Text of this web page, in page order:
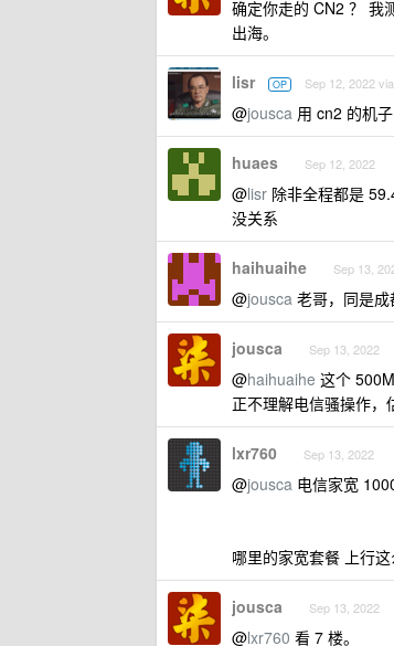
确定你走的 CN2 ？ 我
出海。
lisr OP Sep 12, 2022
@jousca 用 cn2 的机
huaes Sep 12, 2022
@lisr 除非全程都是
没关系
haihuaihe Sep 13,
@jousca 老哥，同是成
jousca Sep 13, 2022
@haihuaihe 这个
正不理解电信骚操作，
lxr760 Sep 13, 2022
@jousca 电信家宽
哪里的家宽套餐 上行
jousca Sep 13, 2022
@lxr760 看 7 楼。